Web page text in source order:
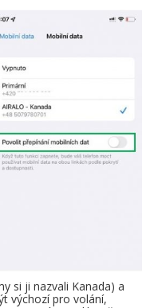
si ji nazvali Kanada) a
výchozí pro volání,